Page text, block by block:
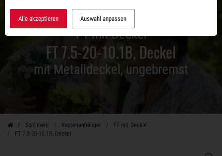
FT mit Deckel
FT 7.5-20-10.1B, Deckel
mit Metalldeckel, ungebremst
Sortiment Kastenanhänger
FT mit Deckel
FT 7.5-20-10.1B, Deckel
Alle akzeptieren Auswahl anpassen